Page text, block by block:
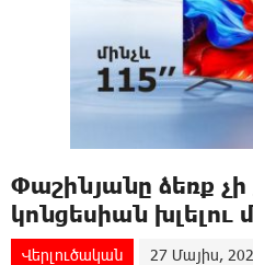
Փաշինյանը ձեռք
կոնցեսիան խլելու
Վերլուծական 27 Մայիս,